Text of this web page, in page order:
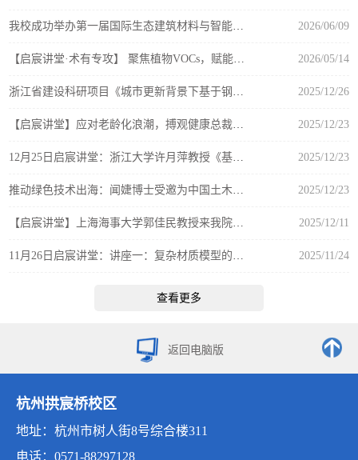
2026/06/09
2026/05/14
2025/12/26
2025/12/23
2025/12/23
2025/12/23
2025/12/11
2025/11/24
查看更多
返回电脑版
杭州拱宸桥校区
地址：杭州市树人街8号综合楼311
电话：0571-88297128